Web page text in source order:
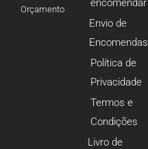
Orçamento
encomendar
Envio de
Encomendas
Política de
Privacidade
Termos e
Condições
Livro de